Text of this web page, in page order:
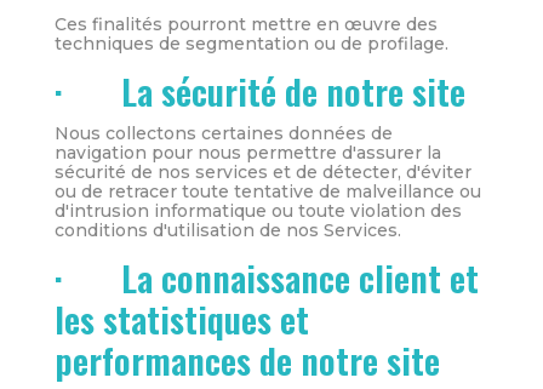
Ces finalités pourront mettre en œuvre des
techniques de segmentation ou de profilage.
· La sécurité de notre site
Nous collectons certaines données de
navigation pour nous permettre d'assurer la
sécurité de nos services et de détecter, d'éviter
ou de retracer toute tentative de malveillance ou
d'intrusion informatique ou toute violation des
conditions d'utilisation de nos Services.
· La connaissance client et
les statistiques et
performances de notre site